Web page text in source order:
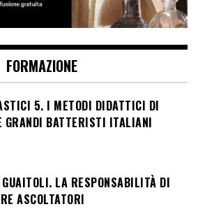
FORMAZIONE
5. I METODI DIDATTICI DI
GRANDI BATTERISTI ITALIANI
GUAITOLI. LA RESPONSABILITÀ DI
ASCOLTATORI